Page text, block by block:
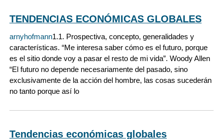
TENDENCIAS ECONÓMICAS GLOBALES
arnyhofmann1.1. Prospectiva, concepto, generalidades y
características. “Me interesa saber cómo es el futuro, porque
es el sitio donde voy a pasar el resto de mi vida”. Woody Allen
“El futuro no depende necesariamente del pasado, sino
exclusivamente de la acción del hombre, las cosas sucederán
no tanto porque así lo
Tendencias económicas globales